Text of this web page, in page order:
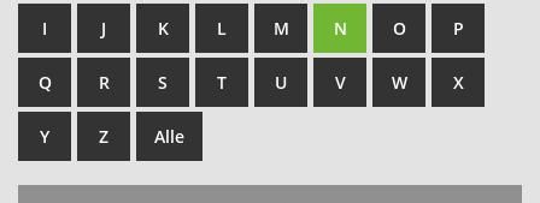
I J K L M N O P
Q R S T U V W X
Y Z Alle